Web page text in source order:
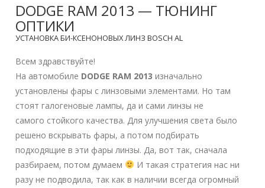
DODGE RAM 2013 — ТЮНИНГ
ОПТИКИ
УСТАНОВКА БИ-КСЕНОНОВЫХ ЛИНЗ BOSCH AL
Всем здравствуйте!
На автомобиле DODGE RAM 2013 изначально
установлены фары с линзовыми элементами. Но там
стоят галогеновые лампы, да и сами линзы не
самого стойкого качества. Для улучшения света было
решено вскрывать фары, а потом подбирать
подходящие в эти фары линзы. Да, вот так, сначала
разбираем, потом думаем
И такая стратегия нас ни
разу не подводила, так как в наличии всегда огромный